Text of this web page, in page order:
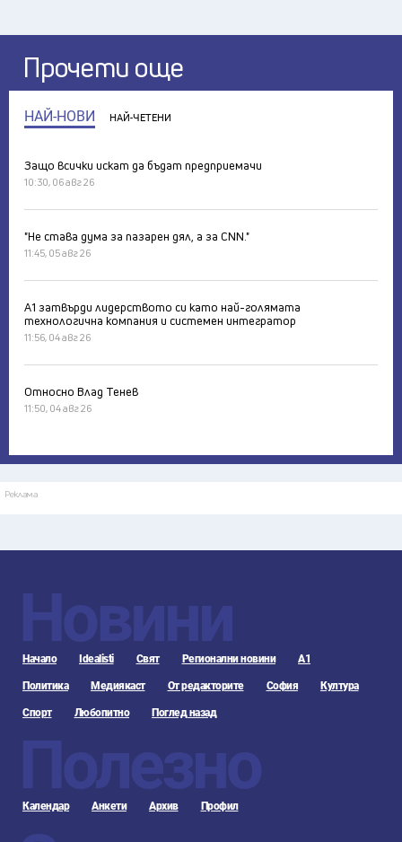
Прочети още
НАЙ-НОВИ НАЙ-ЧЕТЕНИ
Защо всички искат да бъдат предприемачи
10:30, 06 авг 26
"Не става дума за пазарен дял, а за CNN."
11:45, 05 авг 26
А1 затвърди лидерството си като най-голямата
технологична компания и системен интегратор
11:56, 04 авг 26
Относно Влад Тенев
11:50, 04 авг 26
Реклама
Новини
Начало Idealisti Свят Регионални новини А1
Политика Медиякаст От редакторите София Култура
Спорт Любопитно Поглед назад
Полезно
Календар Анкети Архив Профил